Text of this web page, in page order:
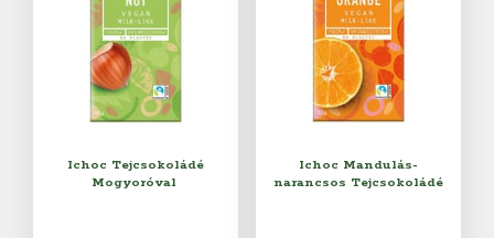
Ichoc Tejcsokoládé
Mogyoróval
Ichoc Mandulás-
narancsos Tejcsokoládé